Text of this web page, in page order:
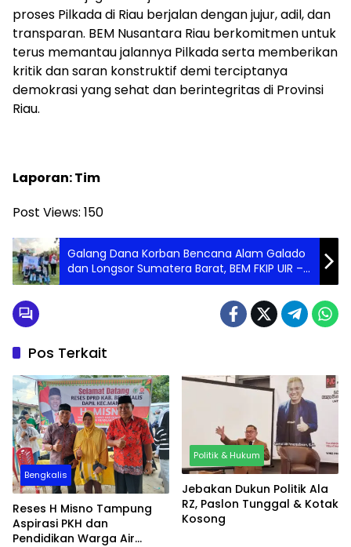
proses Pilkada di Riau berjalan dengan jujur, adil, dan
transparan. BEM Nusantara Riau berkomitmen untuk
terus memantau jalannya Pilkada serta memberikan
kritik dan saran konstruktif demi terciptanya
demokrasi yang sehat dan berintegritas di Provinsi
Riau.
Laporan: Tim
Post Views: 150
Galang Dana Korban Bencana Alam Galado
dan Longsor Sumatera Barat, BEM FKIP UIR –
PMM
Pos Terkait
Bengkalis
Reses H Misno Tampung
Aspirasi PKH dan
Pendidikan Warga Air
Politik & Hukum
Jebakan Dukun Politik Ala
RZ, Paslon Tunggal & Kotak
Kosong